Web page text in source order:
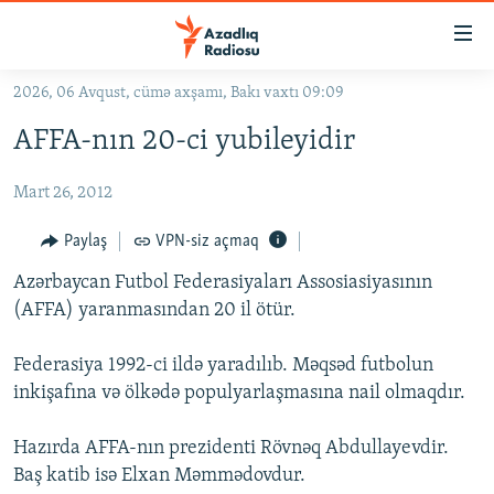
Əsas
qayıt
naviqasiyaya
Axtarışa
keç
KORRUPSIOMETR
#ƏSLINDƏ
FƏRQƏ BAX
QANUNI DOĞRU
ARAŞDIRMA
MULTIMEDIA
VIDEO
FOTOQALEREYA
RADIO ARXIV
OXU ZALI
HAQQIMIZDA
2026, 06 Avqust, cümə axşamı, Bakı vaxtı 09:09
AFFA-nın 20-ci yubileyidir
Mart 26, 2012
Paylaş VPN-siz açmaq
Azərbaycan Futbol Federasiyaları Assosiasiyasının
(AFFA) yaranmasından 20 il ötür.
Federasiya 1992-ci ildə yaradılıb. Məqsəd futbolun
inkişafına və ölkədə populyarlaşmasına nail olmaqdır.
Hazırda AFFA-nın prezidenti Rövnəq Abdullayevdir.
Baş katib isə Elxan Məmmədovdur.